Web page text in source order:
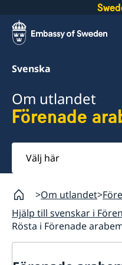
Svenska
Om utlandet
Förenade
Välj
här
Om utlandet
Hjälp till svenskar i
Rösta i Förenade